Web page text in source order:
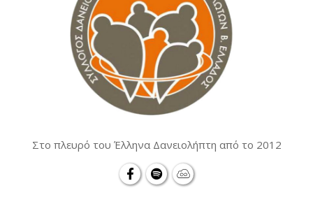
Στο πλευρό του Έλληνα Δανειολήπτη από το 2012